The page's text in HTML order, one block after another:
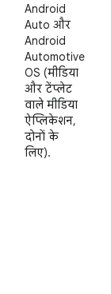
Android
Auto और
Android
Automotive
OS (मीडिया
और टेंप्लेट
वाले मीडिया
ऐप्लिकेशन,
दोनों के
लिए).